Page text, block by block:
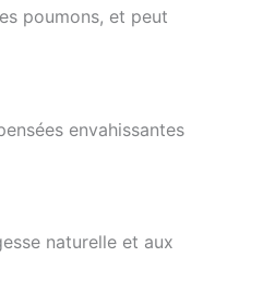
poumons, et peut
envahissantes
naturelle et aux